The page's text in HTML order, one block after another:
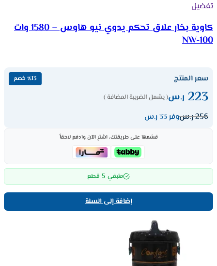
تفضيل
كاوية بخار علاق تحكم يدوي نيو هاوس – 1580 وات
NW-100
سعر المنتج ٪13 خصم
223 ر.س( يشمل الضريبة المضافة )
256ر.سوفر 33 ر.س
قسّمها على طريقتك، اشترِ الآن وادفع لاحقاً
متبقي 5 قطع
إضافة إلى السلة